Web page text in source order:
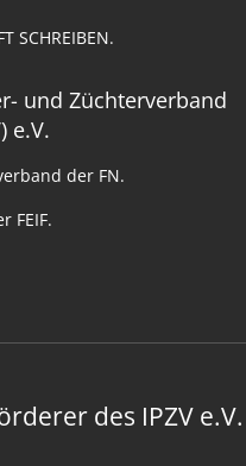
SCHREIBEN.
und Züchterverband
e.V.
der FN.
FEIF.
des IPZV e.V.